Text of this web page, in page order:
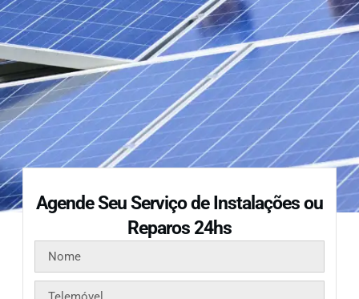
Agende Seu Serviço de Instalações ou
Reparos 24hs